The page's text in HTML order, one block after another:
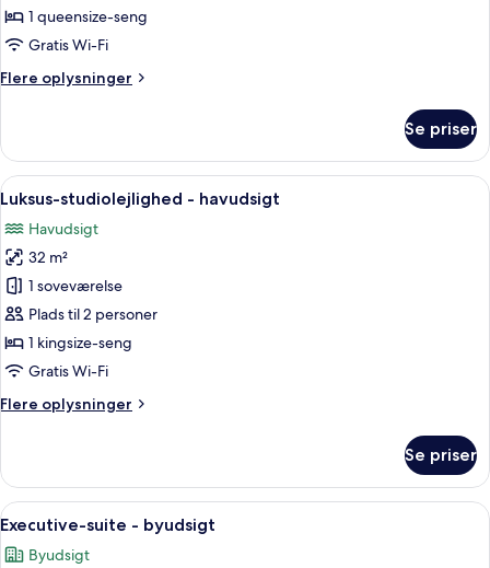
1 queensize-seng
Gratis Wi-Fi
Flere oplysninger
Flere
værelse
Se priser
Indlæs
alle
billeder
af
Luksus-
studiolejlighed
-
havudsigt
Et moderne hotelværelse med en
9
Luksus-studiolejlighed - havudsigt
Havudsigt
32 m²
1 soveværelse
Plads til 2 personer
1 kingsize-seng
Gratis Wi-Fi
Flere oplysninger
Flere
studiolejlighed
havudsigt
Se priser
Indlæs
alle
Et moderne hotelværelse med en
10
Executive-suite - byudsigt
Byudsigt